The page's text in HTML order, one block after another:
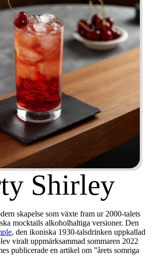
Shirley
skapelse som växte fram ur 2000-talets
mocktails alkoholhaltiga versioner. Den
, den ikoniska 1930-talsdrinken uppkallad
viralt uppmärksammad sommaren 2022
publicerade en artikel om ”årets somriga